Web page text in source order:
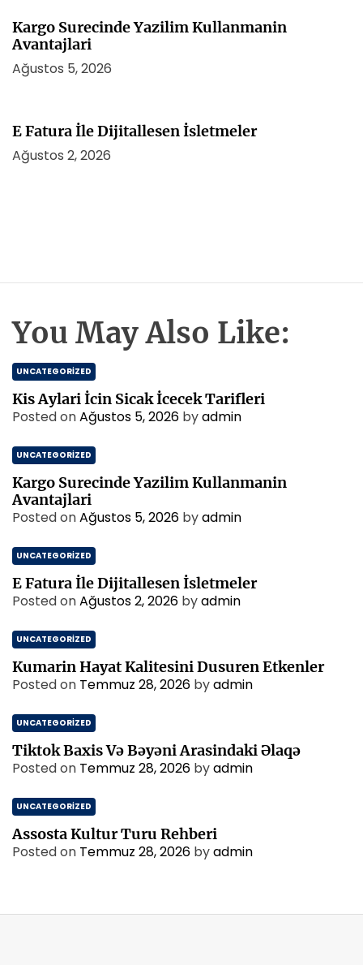
Kargo Surecinde Yazilim Kullanmanin
Avantajlari
Ağustos 5, 2026
E Fatura İle Dijitallesen İsletmeler
Ağustos 2, 2026
You May Also Like:
UNCATEGORIZED
Kis Aylari İcin Sicak İcecek Tarifleri
Posted onAğustos 5, 2026 byadmin
UNCATEGORIZED
Kargo Surecinde Yazilim Kullanmanin
Avantajlari
Posted onAğustos 5, 2026 byadmin
UNCATEGORIZED
E Fatura İle Dijitallesen İsletmeler
Posted onAğustos 2, 2026 byadmin
UNCATEGORIZED
Kumarin Hayat Kalitesini Dusuren Etkenler
Posted on Temmuz 28, 2026 byadmin
UNCATEGORIZED
Tiktok Baxis Və Bəyəni Arasindaki Əlaqə
Posted on Temmuz 28, 2026 byadmin
UNCATEGORIZED
Assosta Kultur Turu Rehberi
Posted on Temmuz 28, 2026 byadmin